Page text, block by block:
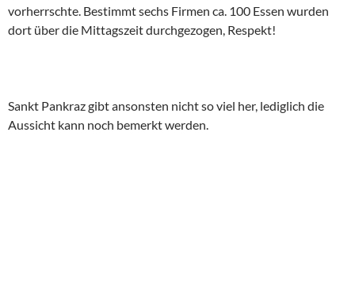
vorherrschte. Bestimmt sechs Firmen ca. 100 Essen wurden
dort über die Mittagszeit durchgezogen, Respekt!
Sankt Pankraz gibt ansonsten nicht so viel her, lediglich die
Aussicht kann noch bemerkt werden.